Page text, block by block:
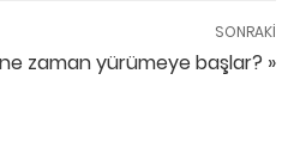
SONRAKI
zaman yürümeye başlar? »